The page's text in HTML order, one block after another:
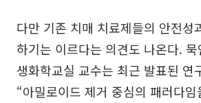
다만 기존 치매 치료제들의 안전성
하기는 이르다는 의견도 나온다.
생화학교실 교수는 최근 발표된 연
“아밀로이드 제거 중심의 패러다